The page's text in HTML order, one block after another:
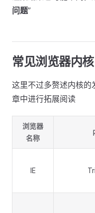
问题”
常见浏览器内核
这里不过多赘述内核的
章中进行拓展阅读
浏览器
名称
IE